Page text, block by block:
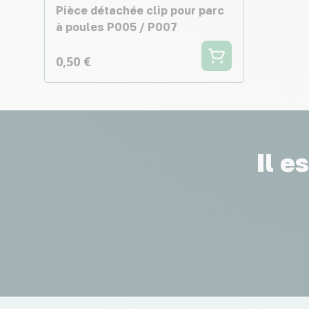
Pièce détachée clip pour parc
à poules P005 / P007
0,50 €
Il